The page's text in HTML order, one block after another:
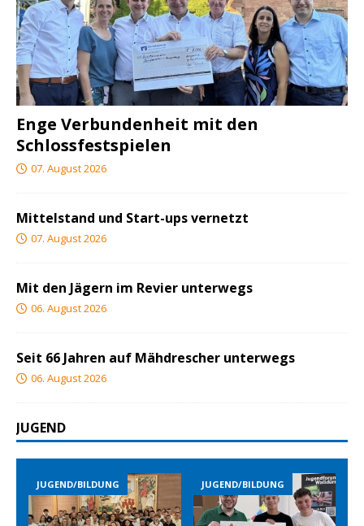
Enge Verbundenheit mit den
Schlossfestspielen
07. August 2026
Mittelstand und Start-ups vernetzt
07. August 2026
Mit den Jägern im Revier unterwegs
06. August 2026
Seit 66 Jahren auf Mähdrescher unterwegs
06. August 2026
JUGEND
BILDUNG JUGEND/BILDUNG JUGEND/